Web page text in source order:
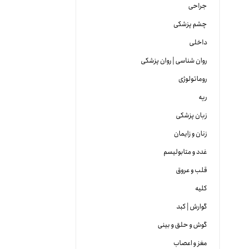
جراحی
چشم پزشکی
داخلی
روان شناسی | روان پزشکی
روماتولوژی
ریه
زبان پزشکی
زنان و زایمان
غدد و متابولیسم
قلب و عروق
کلیه
گوارش | کبد
گوش و حلق و بینی
مغز و اعصاب